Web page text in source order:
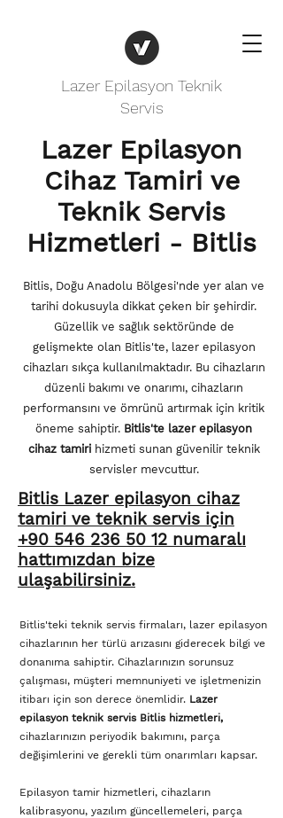
Lazer Epilasyon Teknik
Servis
Lazer Epilasyon
Cihaz Tamiri ve
Teknik Servis
Hizmetleri - Bitlis
Bitlis, Doğu Anadolu Bölgesi'nde yer alan ve
tarihi dokusuyla dikkat çeken bir şehirdir.
Güzellik ve sağlık sektöründe de
gelişmekte olan Bitlis'te, lazer epilasyon
cihazları sıkça kullanılmaktadır. Bu cihazların
düzenli bakımı ve onarımı, cihazların
performansını ve ömrünü artırmak için kritik
öneme sahiptir. Bitlis'te lazer epilasyon
cihaz tamirihizmeti sunan güvenilir teknik
servisler mevcuttur.
Bitlis Lazer epilasyon cihaz
tamiri ve teknik servis için
+90 546 236 50 12 numaralı
hattımızdan bize
ulaşabilirsiniz.
Bitlis'teki teknik servis firmaları, lazer epilasyon
cihazlarının her türlü arızasını giderecek bilgi ve
donanıma sahiptir. Cihazlarınızın sorunsuz
çalışması, müşteri memnuniyeti ve işletmenizin
itibarı için son derece önemlidir. Lazer
epilasyon teknik servis Bitlis hizmetleri,
cihazlarınızın periyodik bakımını, parça
değişimlerini ve gerekli tüm onarımları kapsar.
Epilasyon tamir hizmetleri, cihazların
kalibrasyonu, yazılım güncellemeleri, parça